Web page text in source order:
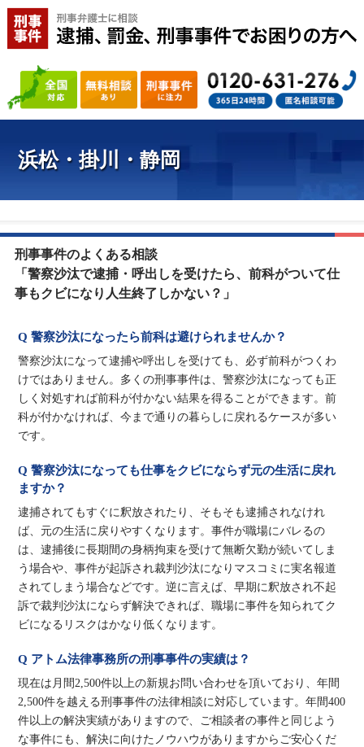
浜松・掛川・静岡
刑事事件のよくある相談
「警察沙汰で逮捕・呼出しを受けたら、前科がついて仕
事もクビになり人生終了しかない？」
Q 警察沙汰になったら前科は避けられませんか？
警察沙汰になって逮捕や呼出しを受けても、必ず前科がつくわ
けではありません。多くの刑事事件は、警察沙汰になっても正
しく対処すれば前科が付かない結果を得ることができます。前
科が付かなければ、今まで通りの暮らしに戻れるケースが多い
です。
Q 警察沙汰になっても仕事をクビにならず元の生活に戻れ
ますか？
逮捕されてもすぐに釈放されたり、そもそも逮捕されなけれ
ば、元の生活に戻りやすくなります。事件が職場にバレるの
は、逮捕後に長期間の身柄拘束を受けて無断欠勤が続いてしま
う場合や、事件が起訴され裁判沙汰になりマスコミに実名報道
されてしまう場合などです。逆に言えば、早期に釈放され不起
訴で裁判沙汰にならず解決できれば、職場に事件を知られてク
ビになるリスクはかなり低くなります。
Q アトム法律事務所の刑事事件の実績は？
現在は月間2,500件以上の新規お問い合わせを頂いており、年間
2,500件を越える刑事事件の法律相談に対応しています。年間400
件以上の解決実績がありますので、ご相談者の事件と同じよう
な事件にも、解決に向けたノウハウがありますからご安心くだ